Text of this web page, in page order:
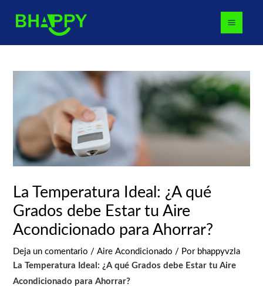
MAIN
La Temperatura Ideal: ¿A qué
Grados debe Estar tu Aire
Acondicionado para Ahorrar?
Deja un comentario /Aire Acondicionado / Por bhappyvzla
La Temperatura Ideal: ¿A qué Grados debe Estar tu Aire
Acondicionado para Ahorrar?
de
entradas